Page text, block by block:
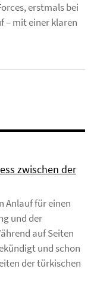
erstmals bei
– mit einer klaren
zwischen der
Anlauf für einen
und der
auf Seiten
und schon
der türkischen